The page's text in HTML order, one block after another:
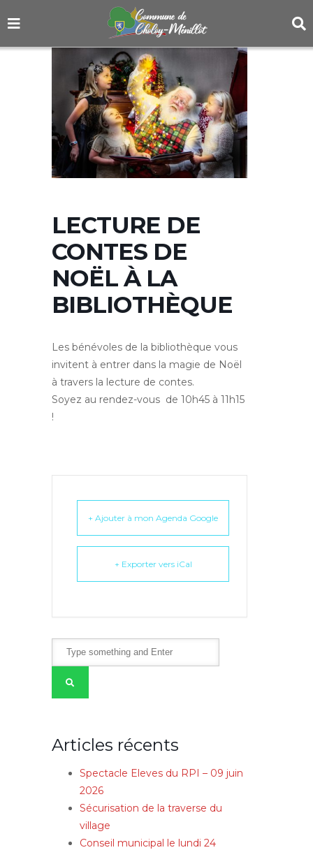
LECTURE DE
CONTES DE
NOËL À LA
BIBLIOTHÈQUE
Les bénévoles de la bibliothèque vous
invitent à entrer dans la magie de Noël
à travers la lecture de contes.
Soyez au rendez-vous de 10h45 à 11h15
!
+ Ajouter à mon Agenda Google
+ Exporter vers iCal
Articles récents
Spectacle Eleves du RPI – 09 juin
2026
Sécurisation de la traverse du
village
Conseil municipal le lundi 24